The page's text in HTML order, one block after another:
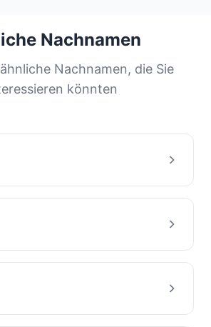
Bevölkerung geteilt. Diese
uns, die Ursprünge und
von Familien mit diesem
Nachnamen
Nachnamen, die Sie
könnten